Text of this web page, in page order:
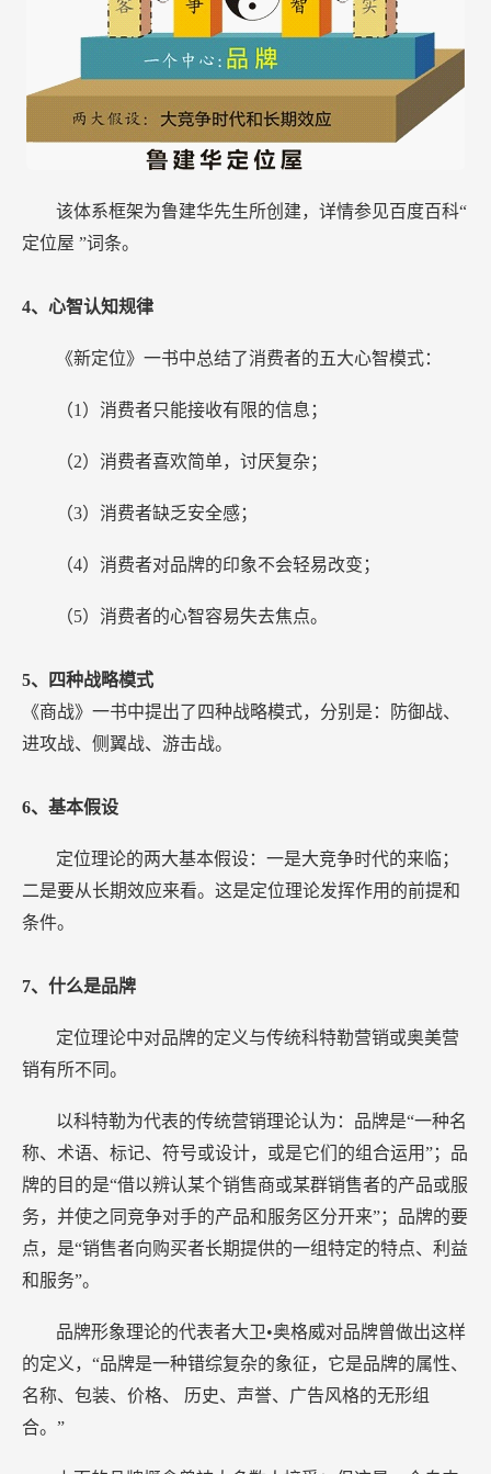
该体系框架为鲁建华先生所创建，详情参见百度百科“
定位屋 ”词条。
4、心智认知规律
《新定位》一书中总结了消费者的五大心智模式：
（1）消费者只能接收有限的信息；
（2）消费者喜欢简单，讨厌复杂；
（3）消费者缺乏安全感；
（4）消费者对品牌的印象不会轻易改变；
（5）消费者的心智容易失去焦点。
5、四种战略模式
《商战》一书中提出了四种战略模式，分别是：防御战、
进攻战、侧翼战、游击战。
6、基本假设
定位理论的两大基本假设：一是大竞争时代的来临；
二是要从长期效应来看。这是定位理论发挥作用的前提和
条件。
7、什么是品牌
定位理论中对品牌的定义与传统科特勒营销或奥美营
销有所不同。
以科特勒为代表的传统营销理论认为：品牌是“一种名
称、术语、标记、符号或设计，或是它们的组合运用”；品
牌的目的是“借以辨认某个销售商或某群销售者的产品或服
务，并使之同竞争对手的产品和服务区分开来”；品牌的要
点，是“销售者向购买者长期提供的一组特定的特点、利益
和服务”。
品牌形象理论的代表者大卫•奥格威对品牌曾做出这样
的定义，“品牌是一种错综复杂的象征，它是品牌的属性、
名称、包装、价格、 历史、声誉、广告风格的无形组
合。”